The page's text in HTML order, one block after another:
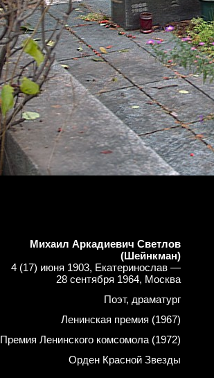
Михаил Аркадиевич Светлов
(Шейнкман)
4 (17) июня 1903, Екатеринослав —
28 сентября 1964, Москва
Поэт, драматург
Ленинская премия (1967)
Премия Ленинского комсомола (1972)
Орден Красной Звезды